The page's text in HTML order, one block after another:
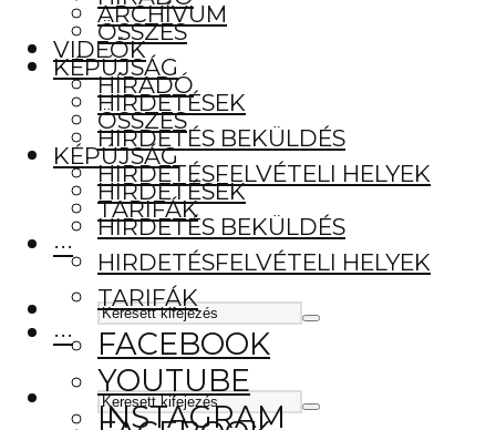
ÖSSZES
KÉPÚJSÁG
HIRDETÉSEK
HIRDETÉS BEKÜLDÉS
HIRDETÉSFELVÉTELI HELYEK
TARIFÁK
···
FACEBOOK
YOUTUBE
INSTAGRAM
ARCHÍVUM
VIDEÓK
HÍRADÓ
ÖSSZES
KÉPÚJSÁG
HIRDETÉSEK
HIRDETÉS BEKÜLDÉS
HIRDETÉSFELVÉTELI HELYEK
TARIFÁK
···